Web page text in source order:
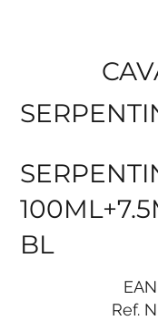
BL
Ref.